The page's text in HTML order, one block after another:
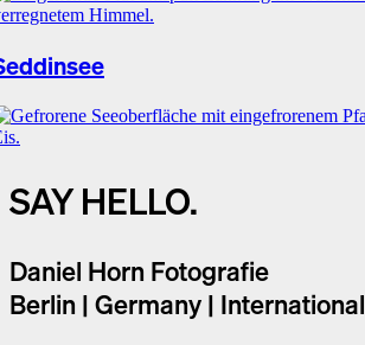
SAY HELLO.
Daniel Horn Fotografie
Berlin | Germany | International